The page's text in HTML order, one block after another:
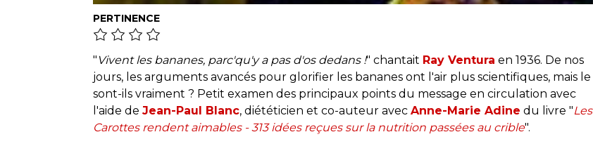
PERTINENCE
" Vivent les bananes, parc'qu'y a pas d'os dedans !" chantait Ray Ventura en 1936. De nos
jours, les arguments avancés pour glorifier les bananes ont l'air plus scientifiques, mais le
sont-ils vraiment ? Petit examen des principaux points du message en circulation avec
l'aide de Jean-Paul Blanc, diététicien et co-auteur avec Anne-Marie Adine du livre "Les
Carottes rendent aimables - 313 idées reçues sur la nutrition passées au crible".